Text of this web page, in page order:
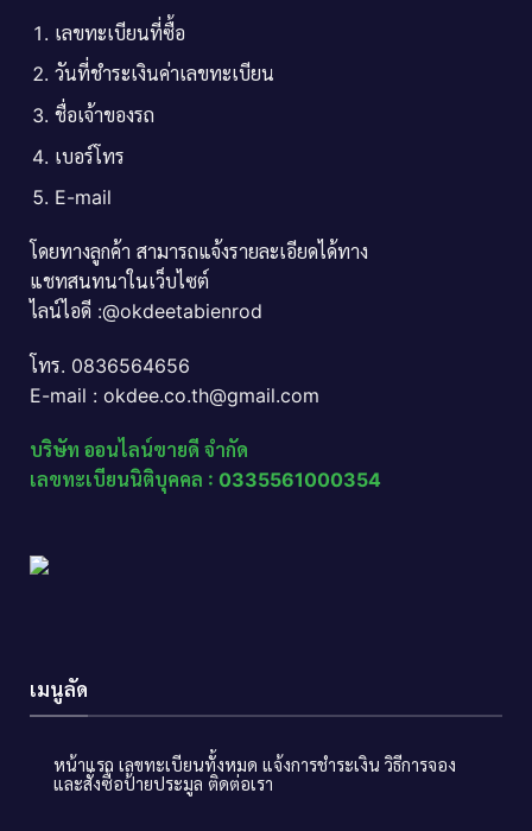
เลขทะเบียนที่ซื้อ
วันที่ชำระเงินค่าเลขทะเบียน
ชื่อเจ้าของรถ
เบอร์โทร
E-mail
โดยทางลูกค้า สามารถแจ้งรายละเอียดได้ทาง
แชทสนทนาในเว็บไซต์
ไลน์ไอดี :@okdeetabienrod
โทร. 0836564656
E-mail : okdee.co.th@gmail.com
บริษัท ออนไลน์ขายดี จำกัด
เลขทะเบียนนิติบุคคล : 0335561000354
เมนูลัด
หน้าแรก เลขทะเบียนทั้งหมด แจ้งการชำระเงิน วิธีการจอง
และสั่งซื้อป้ายประมูล ติดต่อเรา